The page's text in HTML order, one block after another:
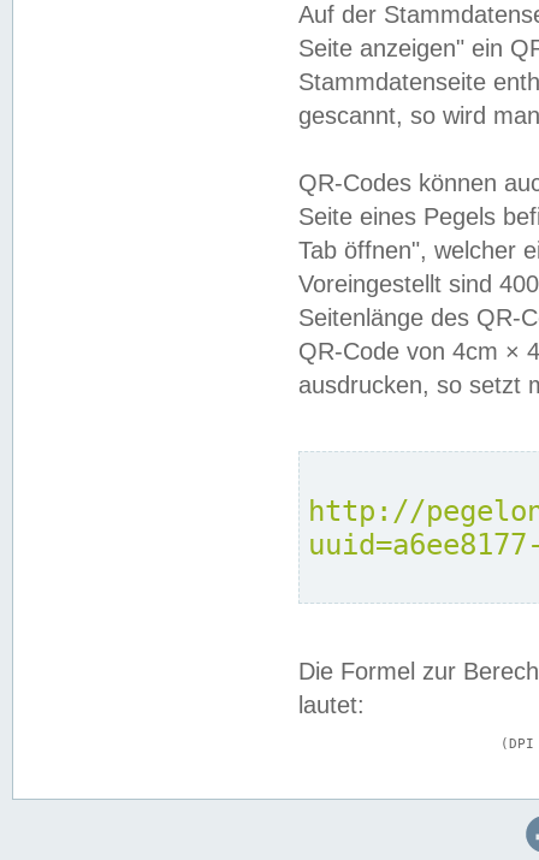
Auf der
Seite anzeigen" ein
Stammdatenseite
gescannt, so wird
QR-Codes können
Seite eines Pegels
Tab öffnen", welcher
Voreingestellt sind
Seitenlänge des QR-
QR-Code von 4cm ×
ausdrucken, so setzt
http://
Die Formel zur
lautet: